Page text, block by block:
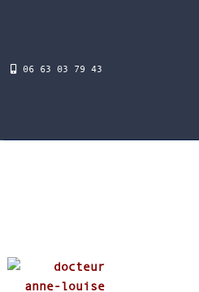
06 63 03 79 43